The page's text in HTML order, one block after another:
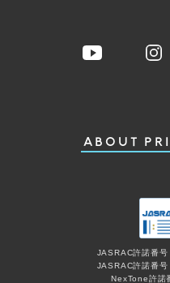
ABOUT
JASRAC許諾番
JASRAC許諾番
NexTone許諾